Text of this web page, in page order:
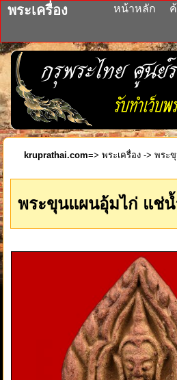
พระเครื่อง หน้าหลัก
kruprathai.com=> พระเครื่อง -> พระ
พระขุนแผนอุ้มไก่ แช่